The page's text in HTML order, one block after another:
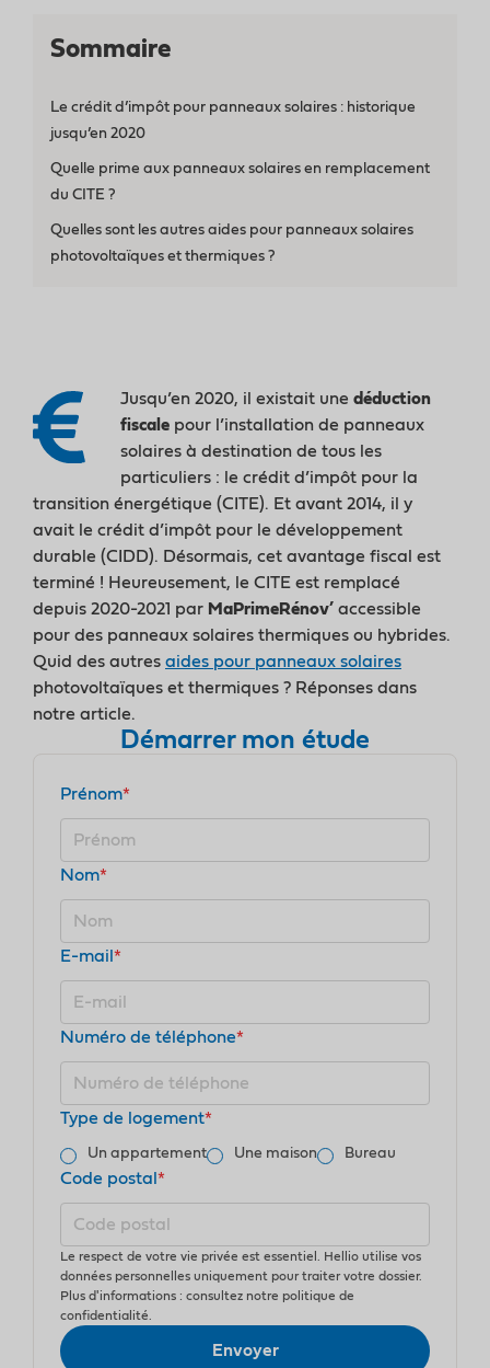
Conseils
Sommaire
Le crédit d’impôt pour panneaux solaires : historique
jusqu’en 2020
Quelle prime aux panneaux solaires en remplacement
du CITE ?
Quelles sont les autres aides pour panneaux solaires
photovoltaïques et thermiques ?
Jusqu’en 2020, il existait une déduction
fiscale pour l’installation de panneaux
solaires à destination de tous les
particuliers : le crédit d’impôt pour la
transition énergétique (CITE). Et avant 2014, il y
avait le crédit d’impôt pour le développement
durable (CIDD). Désormais, cet avantage fiscal est
terminé ! Heureusement, le CITE est remplacé
depuis 2020-2021 par MaPrimeRénov’ accessible
pour des panneaux solaires thermiques ou hybrides.
Quid des autres aides pour panneaux solaires
photovoltaïques et thermiques ? Réponses dans
notre article.
Démarrer mon étude
Prénom*
Nom*
E-mail *
Numéro de téléphone*
Type de logement*
Un appartement Une maison Bureau
Code postal *
Le respect de votre vie privée est essentiel. Hellio utilise vos
données personnelles uniquement pour traiter votre dossier.
Plus d'informations : consultez notre politique de
confidentialité.